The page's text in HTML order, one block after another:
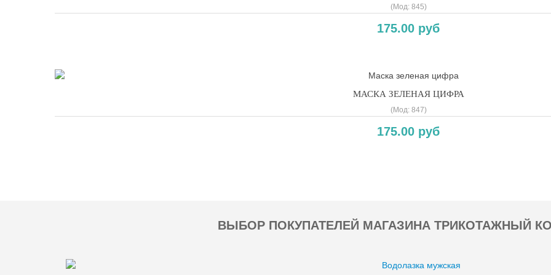
(Мод: 845)
175.00 руб
МАСКА ЗЕЛЕНАЯ ЦИФРА
(Мод: 847)
175.00 руб
ВЫБОР ПОКУПАТЕЛЕЙ МАГАЗИНА ТРИКОТАЖНЫЙ